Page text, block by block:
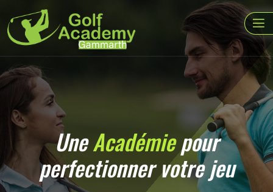
UneAcadémiepour
perfectionner votre jeu